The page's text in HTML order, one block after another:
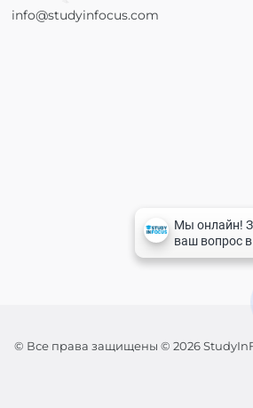
info@studyinfocus.com
© Все права защищены © 2026